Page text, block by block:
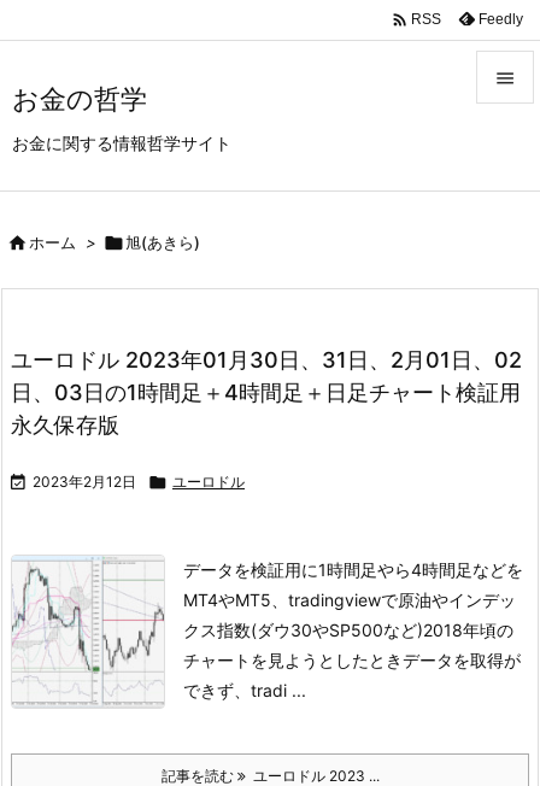
お金の哲学
お金に関する情報哲学サイト


 RSS Feedly
ホーム > 旭(あきら)
ユーロドル 2023年01月30日、31日、2月01日、02
日、03日の1時間足＋4時間足＋日足チャート検証用
永久保存版
 2023年2月12日  ユーロドル
データを検証用に1時間足やら4時間足などを
MT4やMT5、tradingviewで原油やインデッ
クス指数(ダウ30やSP500など)2018年頃の
チャートを見ようとしたときデータを取得が
できず、 tradi ...
記事を読む ユーロドル 2023 ...